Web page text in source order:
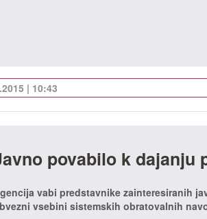
| 10:43
povabilo k dajanju
vabi predstavnike zainteresiranih
vsebini sistemskih obratovalnih